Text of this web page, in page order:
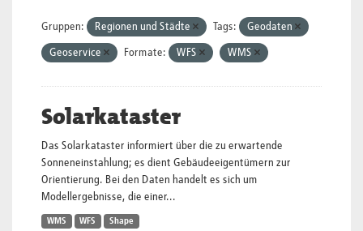
Gruppen: Regionen und Städte Tags: Geodaten
Geoservice Formate: WFS WMS
Solarkataster
Das Solarkataster informiert über die zu erwartende
Sonneneinstahlung; es dient Gebäudeeigentümern zur
Orientierung. Bei den Daten handelt es sich um
Modellergebnisse, die einer...
WMS WFS Shape